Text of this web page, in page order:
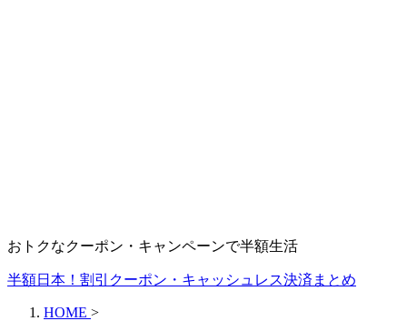
おトクなクーポン・キャンペーンで半額生活
半額日本！割引クーポン・キャッシュレス決済まとめ
HOME >